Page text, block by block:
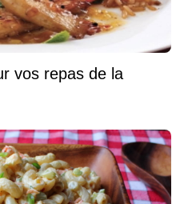
vos repas de la